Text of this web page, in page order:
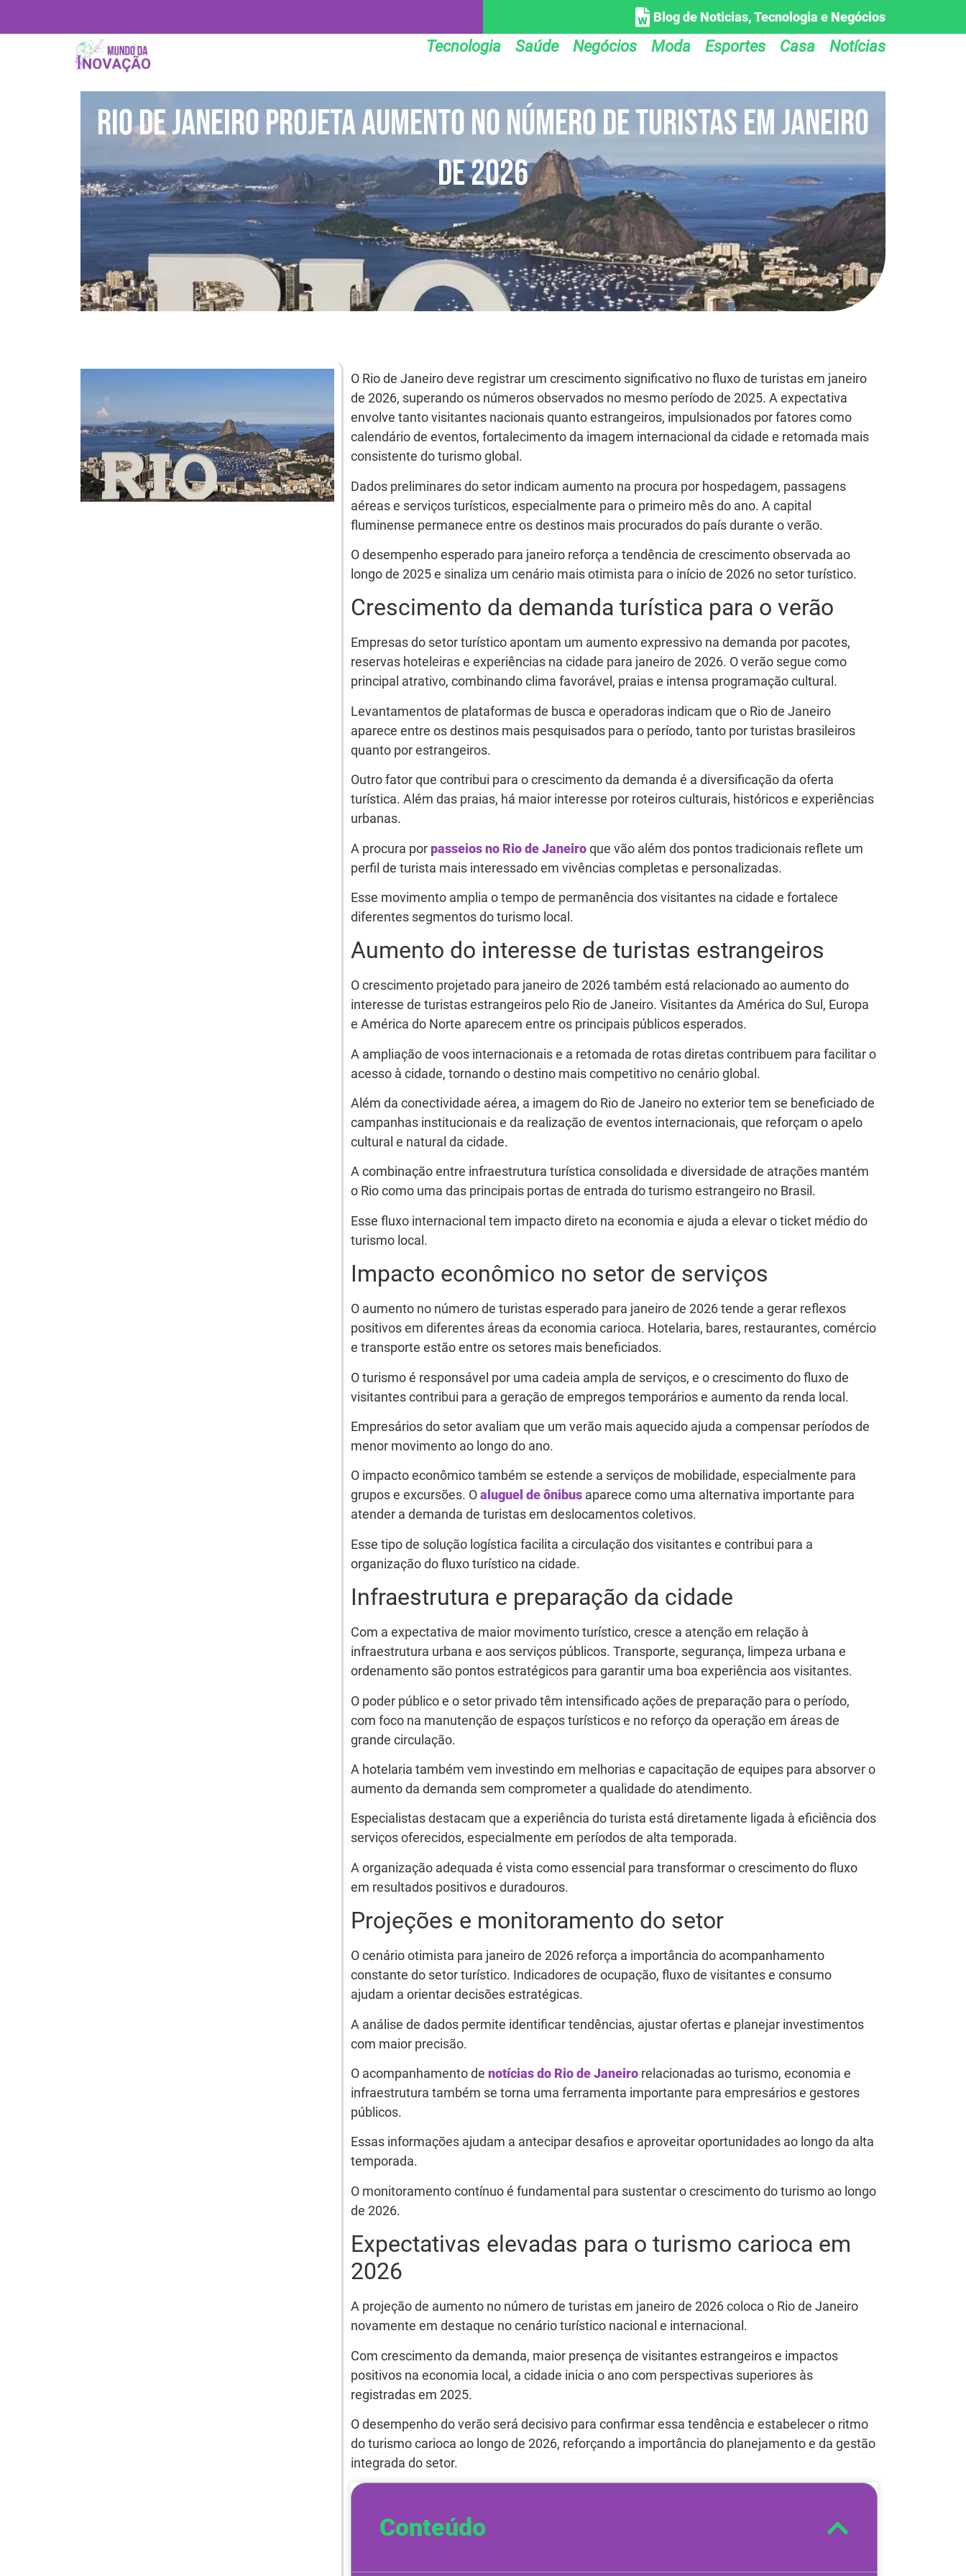
Blog de Noticias, Tecnologia e Negócios
Tecnologia Saúde Negócios Moda Esportes Casa Notícias
Rio de Janeiro projeta aumento no número de turistas em janeiro
de 2026
O Rio de Janeiro deve registrar um crescimento significativo no fluxo de turistas em janeiro
de 2026, superando os números observados no mesmo período de 2025. A expectativa
envolve tanto visitantes nacionais quanto estrangeiros, impulsionados por fatores como
calendário de eventos, fortalecimento da imagem internacional da cidade e retomada mais
consistente do turismo global.
Dados preliminares do setor indicam aumento na procura por hospedagem, passagens
aéreas e serviços turísticos, especialmente para o primeiro mês do ano. A capital
fluminense permanece entre os destinos mais procurados do país durante o verão.
O desempenho esperado para janeiro reforça a tendência de crescimento observada ao
longo de 2025 e sinaliza um cenário mais otimista para o início de 2026 no setor turístico.
Crescimento da demanda turística para o verão
Empresas do setor turístico apontam um aumento expressivo na demanda por pacotes,
reservas hoteleiras e experiências na cidade para janeiro de 2026. O verão segue como
principal atrativo, combinando clima favorável, praias e intensa programação cultural.
Levantamentos de plataformas de busca e operadoras indicam que o Rio de Janeiro
aparece entre os destinos mais pesquisados para o período, tanto por turistas brasileiros
quanto por estrangeiros.
Outro fator que contribui para o crescimento da demanda é a diversificação da oferta
turística. Além das praias, há maior interesse por roteiros culturais, históricos e experiências
urbanas.
A procura porpasseios no Rio de Janeiroque vão além dos pontos tradicionais reflete um
perfil de turista mais interessado em vivências completas e personalizadas.
Esse movimento amplia o tempo de permanência dos visitantes na cidade e fortalece
diferentes segmentos do turismo local.
Aumento do interesse de turistas estrangeiros
O crescimento projetado para janeiro de 2026 também está relacionado ao aumento do
interesse de turistas estrangeiros pelo Rio de Janeiro. Visitantes da América do Sul, Europa
e América do Norte aparecem entre os principais públicos esperados.
A ampliação de voos internacionais e a retomada de rotas diretas contribuem para facilitar o
acesso à cidade, tornando o destino mais competitivo no cenário global.
Além da conectividade aérea, a imagem do Rio de Janeiro no exterior tem se beneficiado de
campanhas institucionais e da realização de eventos internacionais, que reforçam o apelo
cultural e natural da cidade.
A combinação entre infraestrutura turística consolidada e diversidade de atrações mantém
o Rio como uma das principais portas de entrada do turismo estrangeiro no Brasil.
Esse fluxo internacional tem impacto direto na economia e ajuda a elevar o ticket médio do
turismo local.
Impacto econômico no setor de serviços
O aumento no número de turistas esperado para janeiro de 2026 tende a gerar reflexos
positivos em diferentes áreas da economia carioca. Hotelaria, bares, restaurantes, comércio
e transporte estão entre os setores mais beneficiados.
O turismo é responsável por uma cadeia ampla de serviços, e o crescimento do fluxo de
visitantes contribui para a geração de empregos temporários e aumento da renda local.
Empresários do setor avaliam que um verão mais aquecido ajuda a compensar períodos de
menor movimento ao longo do ano.
O impacto econômico também se estende a serviços de mobilidade, especialmente para
grupos e excursões. Oaluguel de ônibus aparece como uma alternativa importante para
atender a demanda de turistas em deslocamentos coletivos.
Esse tipo de solução logística facilita a circulação dos visitantes e contribui para a
organização do fluxo turístico na cidade.
Infraestrutura e preparação da cidade
Com a expectativa de maior movimento turístico, cresce a atenção em relação à
infraestrutura urbana e aos serviços públicos. Transporte, segurança, limpeza urbana e
ordenamento são pontos estratégicos para garantir uma boa experiência aos visitantes.
O poder público e o setor privado têm intensificado ações de preparação para o período,
com foco na manutenção de espaços turísticos e no reforço da operação em áreas de
grande circulação.
A hotelaria também vem investindo em melhorias e capacitação de equipes para absorver o
aumento da demanda sem comprometer a qualidade do atendimento.
Especialistas destacam que a experiência do turista está diretamente ligada à eficiência dos
serviços oferecidos, especialmente em períodos de alta temporada.
A organização adequada é vista como essencial para transformar o crescimento do fluxo
em resultados positivos e duradouros.
Projeções e monitoramento do setor
O cenário otimista para janeiro de 2026 reforça a importância do acompanhamento
constante do setor turístico. Indicadores de ocupação, fluxo de visitantes e consumo
ajudam a orientar decisões estratégicas.
A análise de dados permite identificar tendências, ajustar ofertas e planejar investimentos
com maior precisão.
O acompanhamento denotícias do Rio de Janeiro relacionadas ao turismo, economia e
infraestrutura também se torna uma ferramenta importante para empresários e gestores
públicos.
Essas informações ajudam a antecipar desafios e aproveitar oportunidades ao longo da alta
temporada.
O monitoramento contínuo é fundamental para sustentar o crescimento do turismo ao longo
de 2026.
Expectativas elevadas para o turismo carioca em
2026
A projeção de aumento no número de turistas em janeiro de 2026 coloca o Rio de Janeiro
novamente em destaque no cenário turístico nacional e internacional.
Com crescimento da demanda, maior presença de visitantes estrangeiros e impactos
positivos na economia local, a cidade inicia o ano com perspectivas superiores às
registradas em 2025.
O desempenho do verão será decisivo para confirmar essa tendência e estabelecer o ritmo
do turismo carioca ao longo de 2026, reforçando a importância do planejamento e da gestão
integrada do setor.
Conteúdo